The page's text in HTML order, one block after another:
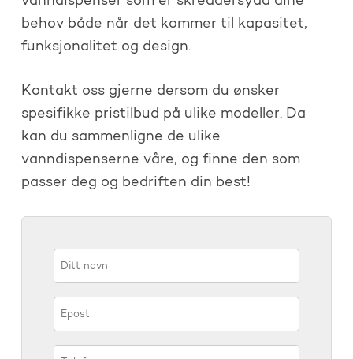
behov både når det kommer til kapasitet,
funksjonalitet og design.
Kontakt oss gjerne dersom du ønsker
spesifikke pristilbud på ulike modeller. Da
kan du sammenligne de ulike
vanndispenserne våre, og finne den som
passer deg og bedriften din best!